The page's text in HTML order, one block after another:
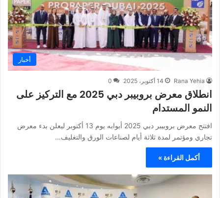
أخبار
Rana Yehia 14 أكتوبر، 2025 0
انطلاق معرض بروبيبر دبي 2025 مع التركيز على
النمو المستدام
افتتح معرض بروبيبر دبي 2025 أبوابه يوم 13 أكتوبر ليعلن بدء معرض
تجاري ومؤتمر لمدة ثلاثة أيام لصناعات الورق والتغليف…
أكمل القراءة »